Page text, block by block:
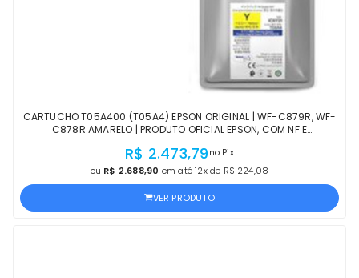
CARTUCHO T05A400 (T05A4) EPSON ORIGINAL | WF-C879R, WF-
C878R AMARELO | PRODUTO OFICIAL EPSON, COM NF E
R$ 2.473,79 no Pix
ou R$ 2.688,90 em até 12x de R$ 224,08
VER PRODUTO